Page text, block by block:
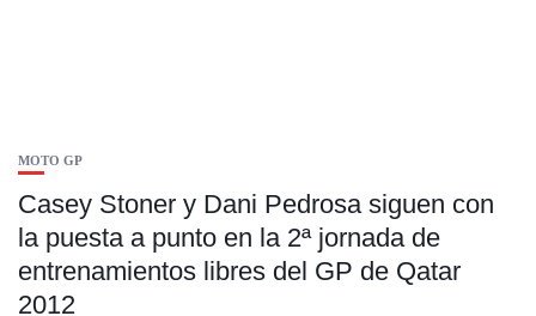
MOTO GP
Casey Stoner y Dani Pedrosa siguen con
la puesta a punto en la 2ª jornada de
entrenamientos libres del GP de Qatar
2012